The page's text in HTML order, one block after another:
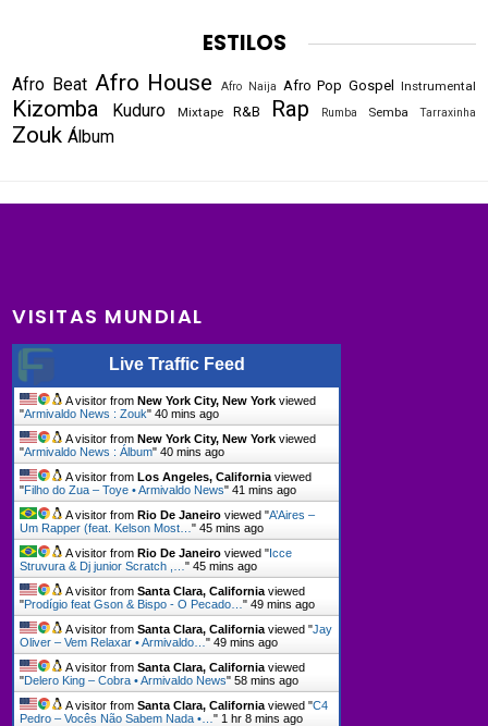
ESTILOS
Afro Beat Afro House Afro Naija Afro Pop Gospel Instrumental
Kizomba Kuduro Mixtape R&B Rap Rumba Semba Tarraxinha
Zouk Álbum
VISITAS MUNDIAL
Live Traffic Feed
A visitor fromNew York City, New York viewed
"Armivaldo News : Zouk"40 mins ago
A visitor fromNew York City, New York viewed
"Armivaldo News : Álbum"40 mins ago
A visitor fromLos Angeles, California viewed
"Filho do Zua – Toye • Armivaldo News"41 mins ago
A visitor fromRio De Janeiro viewed "A’Aires –
Um Rapper (feat. Kelson Most…"45 mins ago
A visitor fromRio De Janeiro viewed "Icce
Struvura & Dj junior Scratch ,…"45 mins ago
A visitor fromSanta Clara, California viewed
"Prodígio feat Gson & Bispo - O Pecado…"50 mins ago
A visitor fromSanta Clara, California viewed "Jay
Oliver – Vem Relaxar • Armivaldo…"50 mins ago
A visitor fromSanta Clara, California viewed
"Delero King – Cobra • Armivaldo News"58 mins ago
A visitor fromSanta Clara, California viewed "C4
Pedro – Vocês Não Sabem Nada •…" 1 hr 8 mins ago